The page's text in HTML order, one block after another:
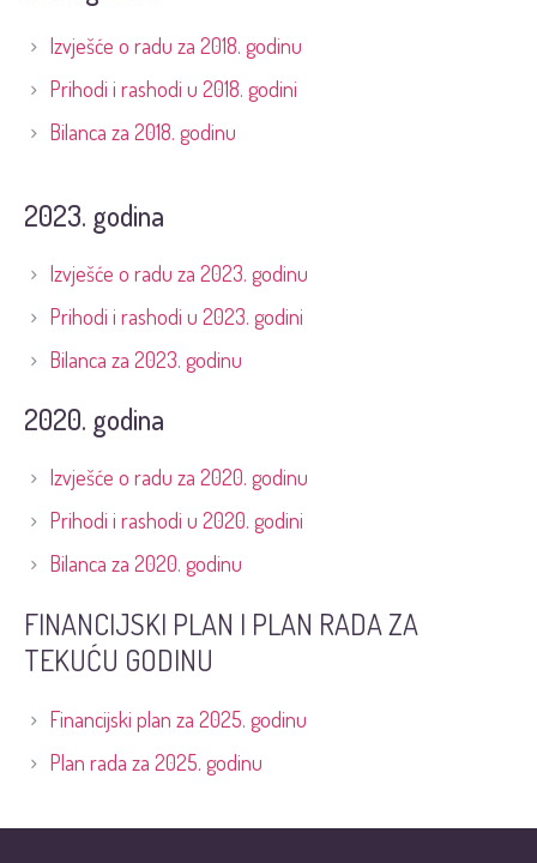
Izvješće o radu za 2018. godinu
Prihodi i rashodi u 2018. godini
Bilanca za 2018. godinu
2023. godina
Izvješće o radu za 2023. godinu
Prihodi i rashodi u 2023. godini
Bilanca za 2023. godinu
2020. godina
Izvješće o radu za 2020. godinu
Prihodi i rashodi u 2020. godini
Bilanca za 2020. godinu
FINANCIJSKI PLAN I PLAN RADA ZA
TEKUĆU GODINU
Financijski plan za 2025. godinu
Plan rada za 2025. godinu